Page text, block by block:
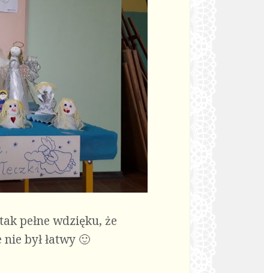
pełne wdzięku, że
był łatwy 🙂